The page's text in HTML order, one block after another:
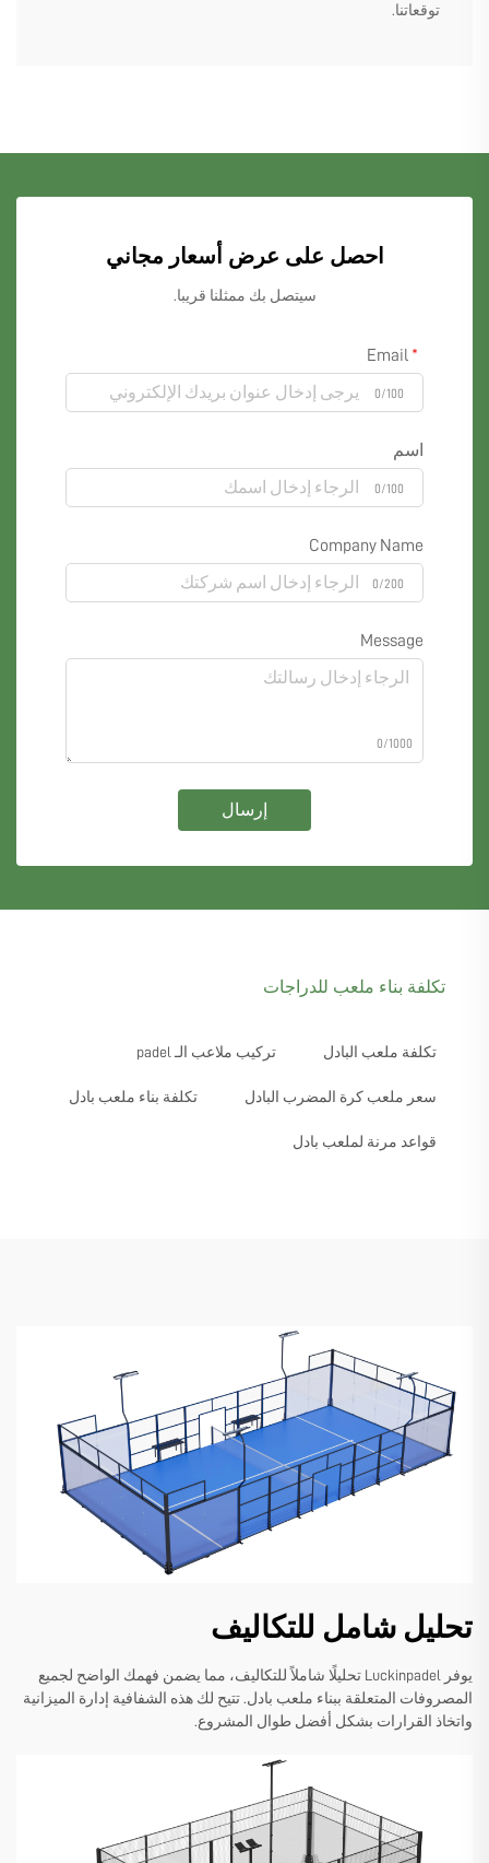
توقعاتنا.
احصل على عرض أسعار مجاني
سيتصل بك ممثلنا قريبا.
0/100
اسم
0/100
Company Name
0/200
Message
0/1000
إرسال
تكلفة بناء ملعب للدراجات
تكلفة ملعب البادل تركيب ملاعب الـ padel
سعر ملعب كرة المضرب البادل تكلفة بناء ملعب بادل
قواعد مرنة لملعب بادل
تحليل شامل للتكاليف
يوفر Luckinpadel تحليلًا شاملاً للتكاليف، مما يضمن فهمك الواضح لجميع
المصروفات المتعلقة ببناء ملعب بادل. تتيح لك هذه الشفافية إدارة الميزانية
واتخاذ القرارات بشكل أفضل طوال المشروع.